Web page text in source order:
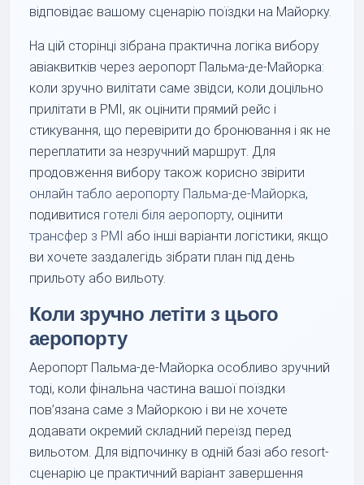
відповідає вашому сценарію поїздки на Майорку.
На цій сторінці зібрана практична логіка вибору
авіаквитків через аеропорт Пальма-де-Майорка:
коли зручно вилітати саме звідси, коли доцільно
прилітати в PMI, як оцінити прямий рейс і
стикування, що перевірити до бронювання і як не
переплатити за незручний маршрут. Для
продовження вибору також корисно звірити
онлайн табло аеропорту Пальма-де-Майорка,
подивитися готелі біля аеропорту, оцінити
трансфер з PMI або інші варіанти логістики, якщо
ви хочете заздалегідь зібрати план під день
прильоту або вильоту.
Коли зручно летіти з цього
аеропорту
Аеропорт Пальма-де-Майорка особливо зручний
тоді, коли фінальна частина вашої поїздки
пов’язана саме з Майоркою і ви не хочете
додавати окремий складний переїзд перед
вильотом. Для відпочинку в одній базі або resort-
сценарію це практичний варіант завершення